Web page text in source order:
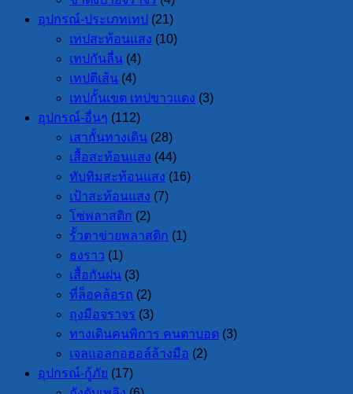
อุปกรณ์-ประเภทเทป
(21)
เทปสะท้อนแสง (10)
เทปกันลื่น (4)
เทปตีเส้น (4)
เทปกั้นเขต เทปขาวแดง (3)
อุปกรณ์-อื่นๆ (112)
เสากั้นทางเดิน (28)
เสื้อสะท้อนแสง (44)
ทับทิมสะท้อนแสง (16)
เป้าสะท้อนแสง (7)
โซ่พลาสติก (2)
รั้วตาข่ายพลาสติก (1)
ธงราว (1)
เสื้อกันฝน (3)
ที่ล็อคล้อรถ (2)
ถุงมือจราจร (3)
ทางเดินคนพิการ คนตาบอด (3)
เจลแอลกอฮอล์ล้างมือ (2)
อุปกรณ์-กู้ภัย (17)